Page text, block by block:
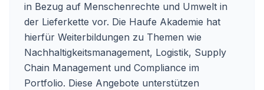
in Bezug auf Menschenrechte und Umwelt in
der Lieferkette vor. Die Haufe Akademie hat
hierfür Weiterbildungen zu Themen wie
Nachhaltigkeitsmanagement, Logistik, Supply
Chain Management und Compliance im
Portfolio. Diese Angebote unterstützen